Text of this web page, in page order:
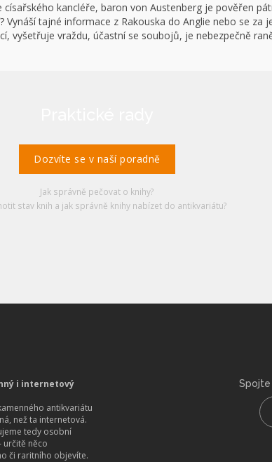
císařského kancléře, baron von Austenberg je pověřen
Vynáší tajné informace z Rakouska do Anglie nebo se
vyšetřuje vraždu, účastní se soubojů, je nebezpečně
Dozvíte se v naší poradně
Jak správně pečovat o knihy?
stav knih a jak správně knihy nabízet do antikvariátu?
i internetový
antikvariátu
než ta internetová.
tedy osobní
určitě něco
či raritního objevíte.
Spojte